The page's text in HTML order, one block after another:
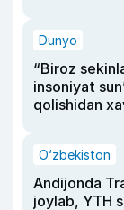
Dunyo
“Biroz
insoniyat
qolishidan
O‘zbekiston
Andijonda
joylab, YTH